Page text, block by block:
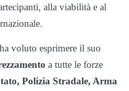
alla viabilità e al
ha voluto esprimere il suo
a tutte le forze
Polizia Stradale, Arma